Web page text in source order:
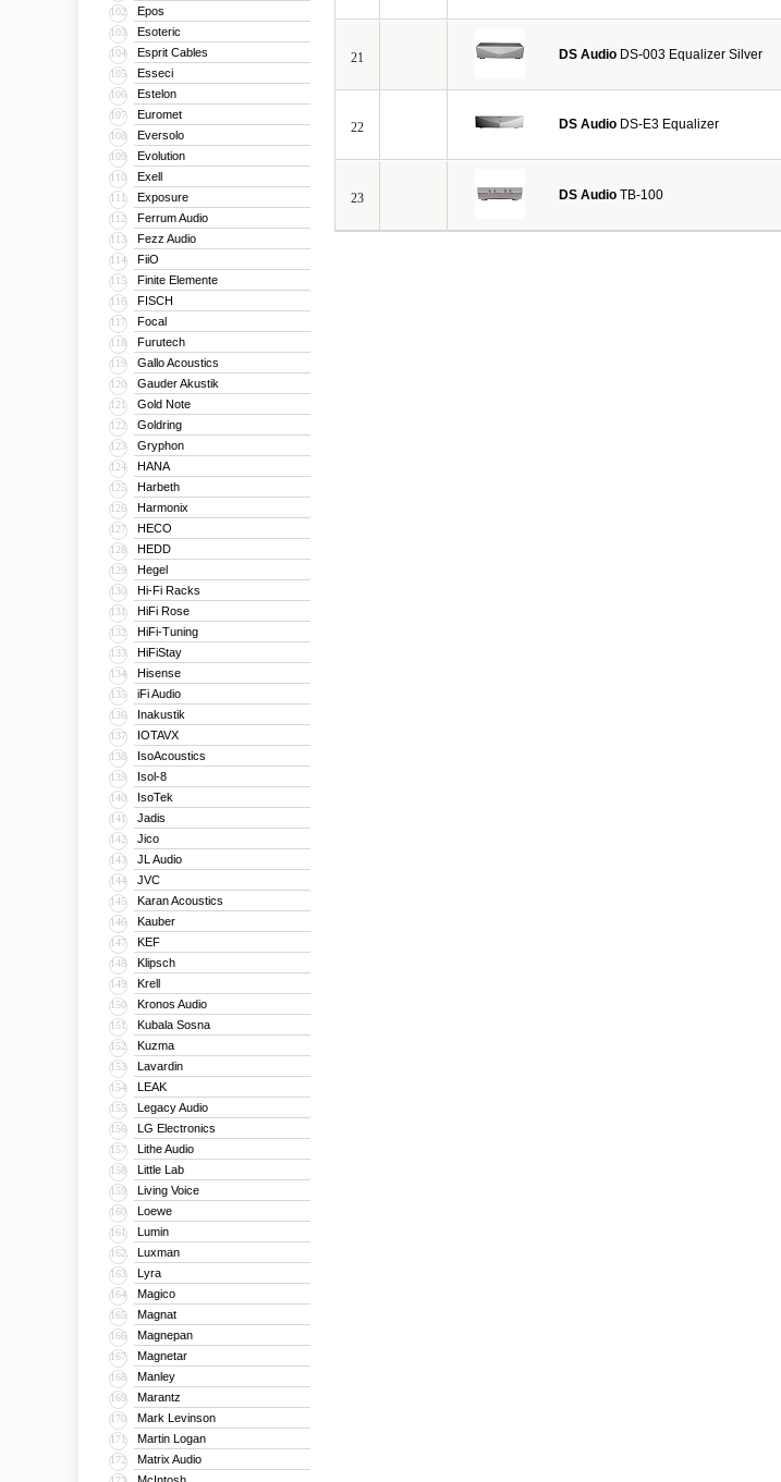
102 Epos
103 Esoteric
104 Esprit Cables
105 Esseci
106 Estelon
107 Euromet
108 Eversolo
109 Evolution
110 Exell
111 Exposure
112 Ferrum Audio
113 Fezz Audio
114 FiiO
115 Finite Elemente
116 FISCH
117 Focal
118 Furutech
119 Gallo Acoustics
120 Gauder Akustik
121 Gold Note
122 Goldring
123 Gryphon
124 HANA
125 Harbeth
126 Harmonix
127 HECO
128 HEDD
129 Hegel
130 Hi-Fi Racks
131 HiFi Rose
132 HiFi-Tuning
133 HiFiStay
134 Hisense
135 iFi Audio
136 Inakustik
137 IOTAVX
138 IsoAcoustics
139 Isol-8
140 IsoTek
141 Jadis
142 Jico
143 JL Audio
144 JVC
145 Karan Acoustics
146 Kauber
147 KEF
148 Klipsch
149 Krell
150 Kronos Audio
151 Kubala Sosna
152 Kuzma
153 Lavardin
154 LEAK
155 Legacy Audio
156 LG Electronics
157 Lithe Audio
158 Little Lab
159 Living Voice
160 Loewe
161 Lumin
162 Luxman
163 Lyra
164 Magico
165 Magnat
166 Magnepan
167 Magnetar
168 Manley
169 Marantz
170 Mark Levinson
171 Martin Logan
172 Matrix Audio
21 DS Audio DS-003 Equalizer Silver
22 DS Audio DS-E3 Equalizer
23 DS Audio TB-100